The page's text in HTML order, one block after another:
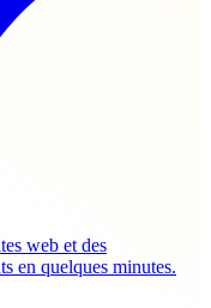
web et des
en quelques minutes.